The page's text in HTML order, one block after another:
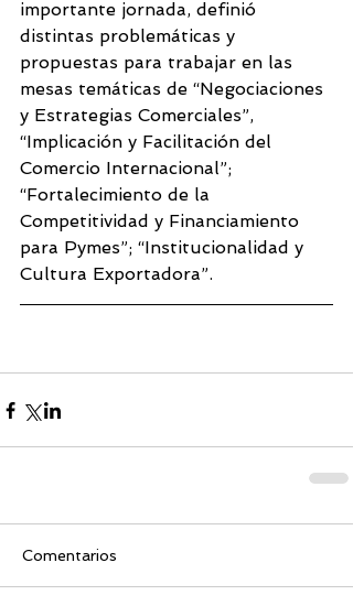
importante jornada, definió
distintas problemáticas y
propuestas para trabajar en las
mesas temáticas de “Negociaciones
y Estrategias Comerciales”,
“Implicación y Facilitación del
Comercio Internacional”;
“Fortalecimiento de la
Competitividad y Financiamiento
para Pymes”; “Institucionalidad y
Cultura Exportadora”.
Comentarios